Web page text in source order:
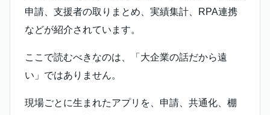
申請、支援者の取りまとめ、実績集計、RPA連携
などが紹介されています。
ここで読むべきなのは、「大企業の話だから遠
い」ではありません。
現場ごとに生まれたアプリを、申請、共通化、棚